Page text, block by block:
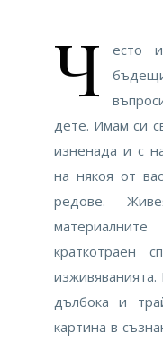
Ч
есто
дете. Имам си
изненада и с
на някоя от
редове.
краткотраен
дълбока и
картина в